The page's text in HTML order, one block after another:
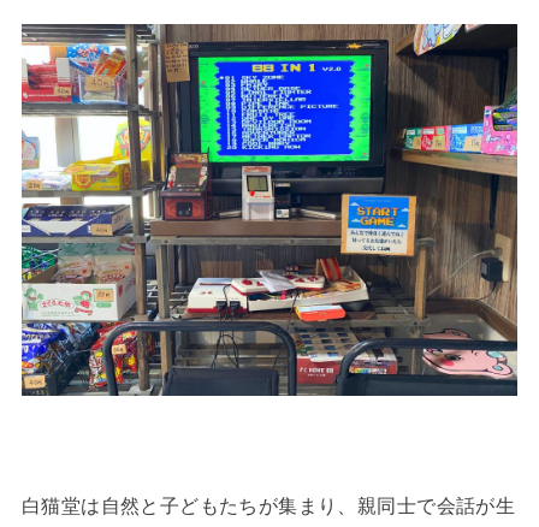
白猫堂は自然と子どもたちが集まり、親同士で会話が生